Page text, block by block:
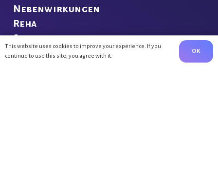
Nebenwirkungen
Reha
Surfen
This website uses cookies to improve your experience. If you
continue to use this site, you agree with it.
OK